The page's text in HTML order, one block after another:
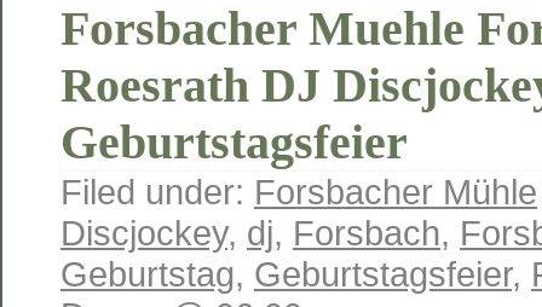
Forsbacher Muehle
Roesrath DJ
Geburtstagsfeier
Filed under: Forsbacher Mühle
Discjockey, dj, Forsbach,
Geburtstag, Geburtstagsfeier,